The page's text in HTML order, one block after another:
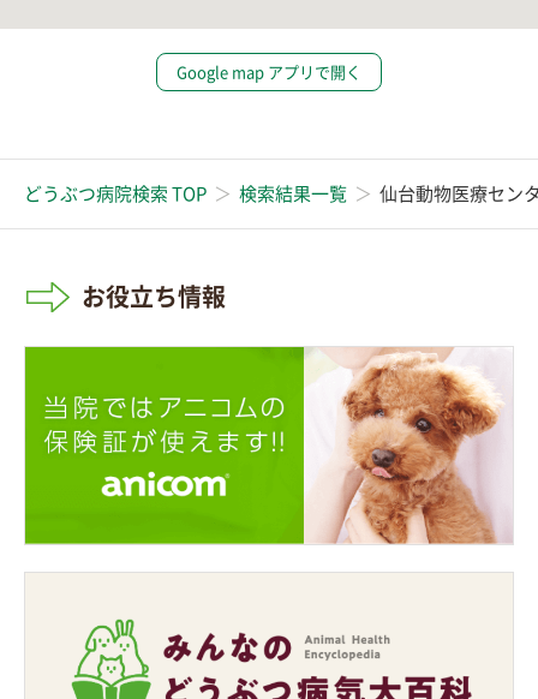
Google map アプリで開く
どうぶつ病院検索 TOP 検索結果一覧 仙台動物医療セン
お役立ち情報